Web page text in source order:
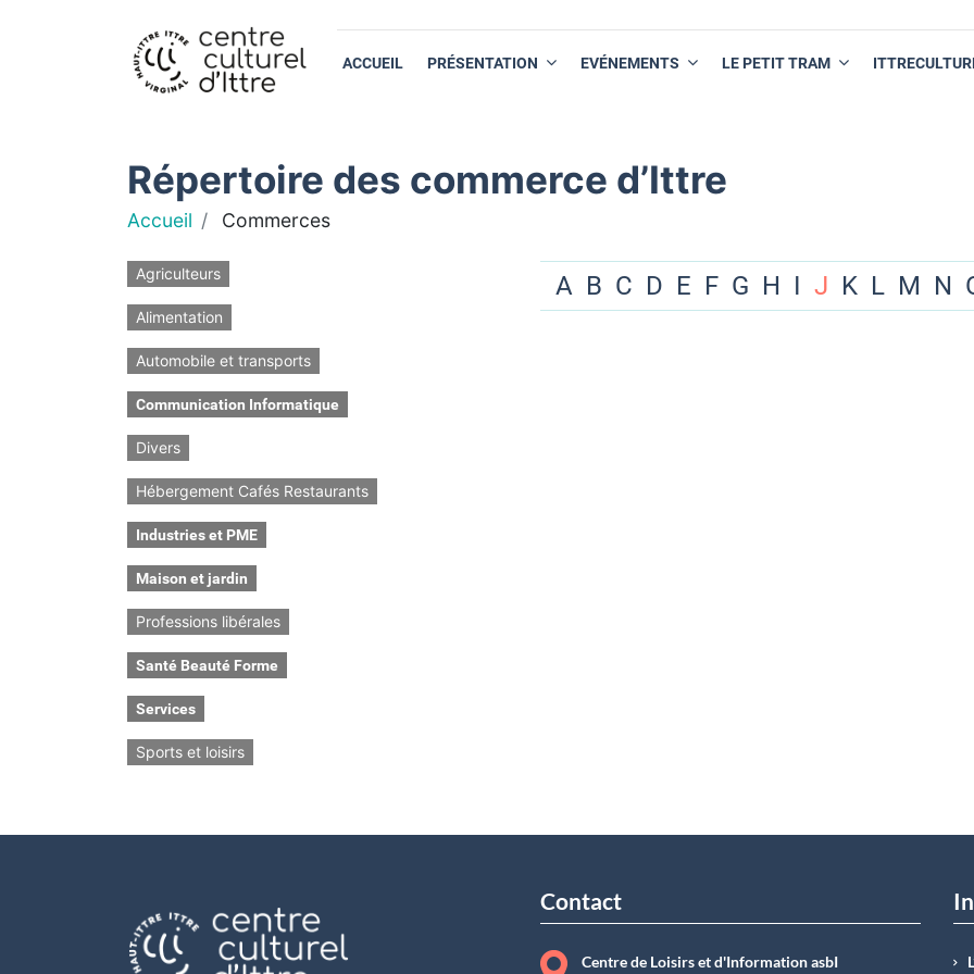
ACCUEIL PRÉSENTATION EVÉNEMENTS LE PETIT TRAM
Répertoire des commerce d’Ittre
Accueil Commerces
Agriculteurs
Alimentation
Automobile et transports
Communication Informatique
Divers
Hébergement Cafés Restaurants
Industries et PME
Maison et jardin
Professions libérales
Santé Beauté Forme
Services
Sports et loisirs
A B C D E F G H I J K L M N
Contact
Centre de Loisirs et d'Information asbI